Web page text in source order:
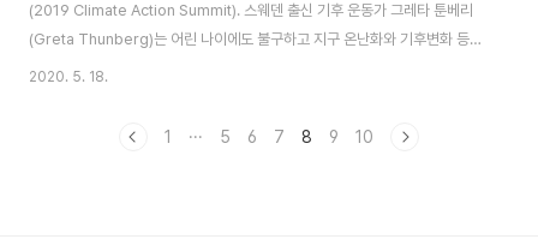
(2019 Climate Action Summit). 스웨덴 출신 기후 운동가 그레타 툰베리
(Greta Thunberg)는 어린 나이에도 불구하고 지구 온난화와 기후변화 등
국제적 환경 이슈에 대한 활동을 활발히 펼치고 있습니다. 미국의 시사 주간지
상자였습니다. 그레타 툰베리는 학생들에게 지구 온난화의 심각성을 알리고 변
2020. 5. 18.
1 ··· 5 6 7 8 9 10